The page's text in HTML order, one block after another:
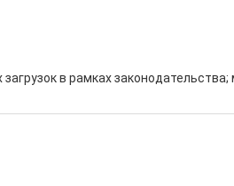
в рамках